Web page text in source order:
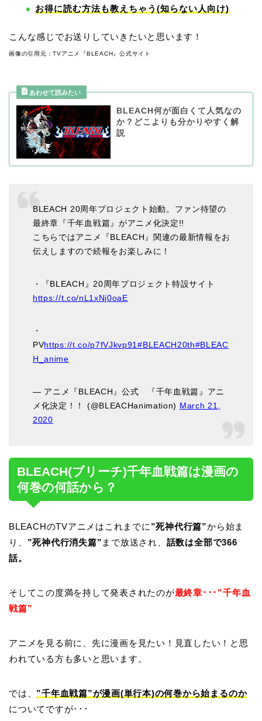
お得に読む方法も教えちゃう(知らない人向け)
こんな感じでお送りしていきたいと思います！
画像の引用元：TVアニメ『BLEACH』公式サイト
BLEACH何が面白くて人気なの
か？どこよりも分かりやすく解
説
BLEACH 20周年プロジェクト始動。ファン待望の
最終章『千年血戦篇』がアニメ化決定!!
こちらではアニメ『BLEACH』関連の最新情報をお
伝えしますので続報をお楽しみに！
・『BLEACH』20周年プロジェクト特設サイト
https://t.co/nL1xNj0oaE
・
PVhttps://t.co/p7fVJkvp91#BLEACH20th#BLEAC
H_anime
— アニメ『BLEACH』公式 『千年血戦篇』アニ
メ化決定！！ (@BLEACHanimation) March 21,
2020
BLEACH(ブリーチ)千年血戦篇は漫画の
何巻の何話から？
BLEACHのTVアニメはこれまでに ”死神代行篇”から始ま
り、 ”死神代行消失篇” まで放送され、 話数は全部で366
話。
そしてこの度満を持して発表されたのが最終章･･･”千年血
戦篇”
アニメを見る前に、先に漫画を見たい！見直したい！と思
われている方も多いと思います。
では、 ”千年血戦篇”が漫画(単行本)の何巻から始まるのか
についてですが･･･